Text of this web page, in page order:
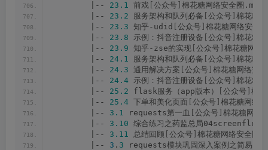
        |--
23.1 前戏 公众号 棉花糖网络安全圈.mp4
        |--
23.2 服务架构和队列必备 公众号 棉花糖
        |--
23.3 知乎-udid 公众号 棉花糖网络安全
        |--
23.8 示例：抖音注册设备 公众号 棉花糖
        |--
23.9 知乎-zse的实现 公众号 棉花糖网络
        |--
24.1 服务架构和队列必备 公众号 棉花糖
        |--
24.3 通用解决方案 公众号 棉花糖网络安
        |--
24.4 示例：抖音注册设备 公众号 棉花糖
        |--
25.2 flask服务（app版本） 公众号 棉
        |--
25.4 下单和美化页面 公众号 棉花糖网络
        |--
3.1 requests第一血 公众号 棉花糖网络
        |--
3.10 综合练习之药监总局04screenflow
        |--
3.11 总结回顾 公众号 棉花糖网络安全圈
        |--
3 . 3 requests模块巩固深入案例之简易网